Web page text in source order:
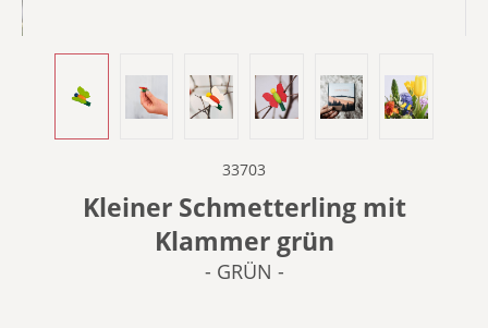
33703
Kleiner Schmetterling mit
Klammer grün
- GRÜN -